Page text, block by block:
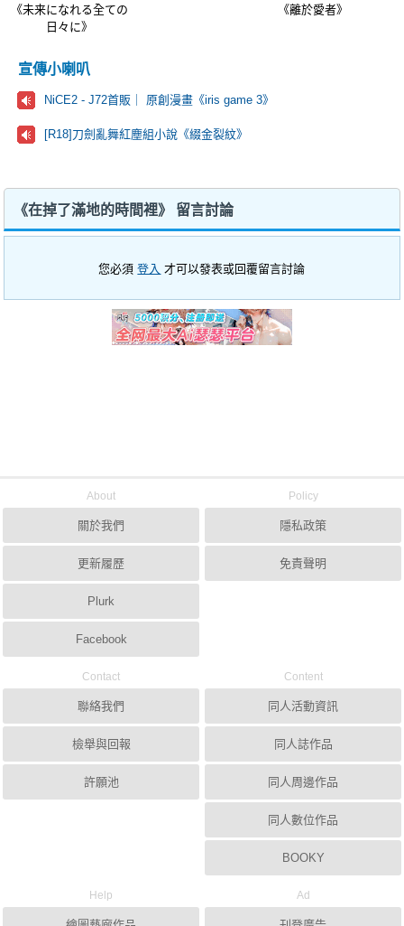
《未来になれる全ての
日々に》
《離於愛者》
宣傳小喇叭
NiCE2 - J72首販｜ 原創漫畫《iris game 3》
[R18]刀劍亂舞紅塵組小說《綴金裂紋》
《在掉了滿地的時間裡》 留言討論
您必須登入 才可以發表或回覆留言討論
About
關於我們
更新履歷
Plurk
Facebook
Policy
隱私政策
免責聲明
Contact
聯絡我們
檢舉與回報
許願池
Content
同人活動資訊
同人誌作品
同人周邊作品
同人數位作品
BOOKY
Help Ad